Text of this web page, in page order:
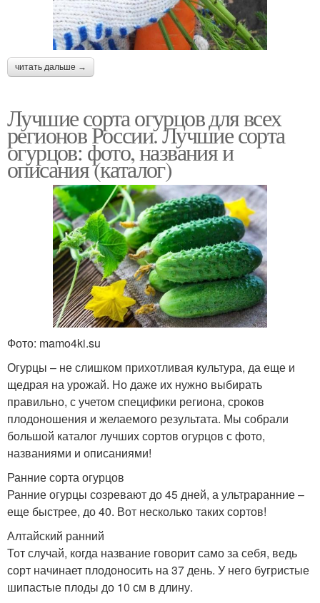
читать дальше →
Лучшие сорта огурцов для всех
регионов России. Лучшие сорта
огурцов: фото, названия и
описания (каталог)
Фото: mamo4ki.su
Огурцы – не слишком прихотливая культура, да еще и
щедрая на урожай. Но даже их нужно выбирать
правильно, с учетом специфики региона, сроков
плодоношения и желаемого результата. Мы собрали
большой каталог лучших сортов огурцов с фото,
названиями и описаниями!
Ранние сорта огурцов
Ранние огурцы созревают до 45 дней, а ультраранние –
еще быстрее, до 40. Вот несколько таких сортов!
Алтайский ранний
Тот случай, когда название говорит само за себя, ведь
сорт начинает плодоносить на 37 день. У него бугристые
шипастые плоды до 10 см в длину.